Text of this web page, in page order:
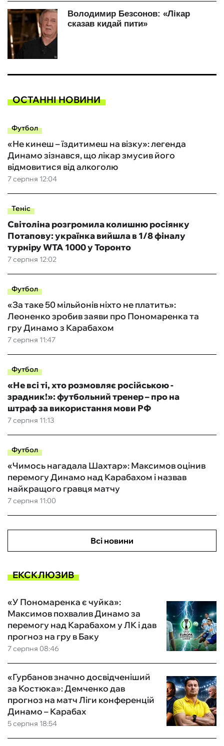
ОСТАННІ НОВИНИ
Футбол
7 серпня 12:04
«Не кинеш – їздитимеш на візку»: легенда
Динамо зізнався, що лікар змусив його
відмовитися від алкоголю
Теніс
7 серпня 12:02
Світоліна розгромила колишню росіянку
Потапову: українка вийшла в 1/8 фіналу
турніру WTA 1000 у Торонто
Футбол
7 серпня 11:47
«За таке 50 мільйонів ніхто не платить»:
Леоненко зробив заяви про Пономаренка та
гру Динамо з Карабахом
Футбол
7 серпня 11:13
«Не всі ті, хто розмовляє російською -
зрадник!»: футбольний тренер – про на
штраф за використання мови РФ
Футбол
7 серпня 11:00
«Чимось нагадала Шахтар»: Максимов оцінив
перемогу Динамо над Карабахом і назвав
найкращого гравця матчу
Всі новини
ЕКСКЛЮЗИВ
7 серпня 08:46
«У Пономаренка є чуйка»:
Максимов похвалив Динамо за
перемогу над Карабахом у ЛК і дав
прогноз на гру в Баку
5 серпня 18:54
«Гурбанов значно досвідченіший
за Костюка»: Демченко дав
прогноз на матч Ліги конференцій
Динамо – Карабах